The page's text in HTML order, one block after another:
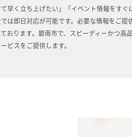
て早く立ち上げたい」「イベント情報をす
は即日対応が可能です。必要な情報をご
おります。碧南市で、スピーディーかつ高
ビスをご提供します。